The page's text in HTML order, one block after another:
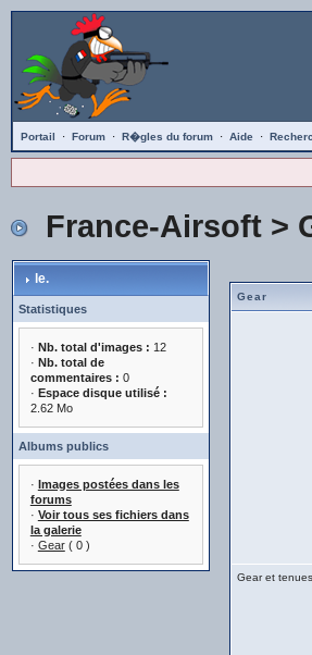
Portail · Forum · R�gles du forum · Aide ·
France-Airsoft>
le.
Statistiques
· Nb. total d'images : 12
· Nb. total de
commentaires : 0
· Espace disque utilisé :
2.62 Mo
Albums publics
· Images postées dans les
forums
· Voir tous ses fichiers dans
la galerie
· Gear( 0 )
Gear
Gear et tenues